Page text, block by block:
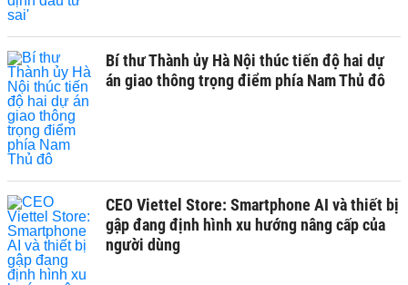
Bí thư Thành ủy Hà Nội thúc tiến độ hai dự
án giao thông trọng điểm phía Nam Thủ đô
CEO Viettel Store: Smartphone AI và thiết bị
gập đang định hình xu hướng nâng cấp của
người dùng